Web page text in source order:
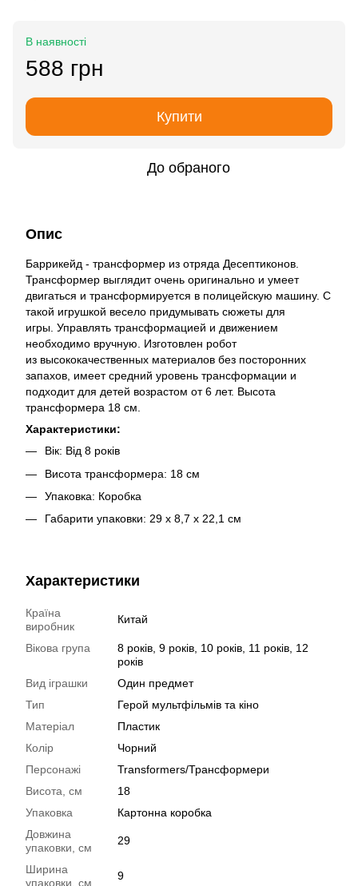
В наявності
588 грн
Купити
До обраного
Опис
Баррикейд - трансформер из отряда Десептиконов.
Трансформер выглядит очень оригинально и умеет
двигаться и трансформируется в полицейскую машину. С
такой игрушкой весело придумывать сюжеты для
игры. Управлять трансформацией и движением
необходимо вручную. Изготовлен робот
из высококачественных материалов без посторонних
запахов, имеет средний уровень трансформации и
подходит для детей возрастом от 6 лет. Высота
трансформера 18 см.
Характеристики:
Вік: Від 8 років
Висота трансформера: 18 см
Упаковка: Коробка
Габарити упаковки: 29 х 8,7 х 22,1 см
Характеристики
Країна
виробник
Китай
Вікова група
8 років, 9 років, 10 років, 11 років, 12
років
Вид іграшки
Один предмет
Тип
Герой мультфільмів та кіно
Матеріал
Пластик
Колір
Чорний
Персонажі
Transformers/Трансформери
Висота, см
18
Упаковка
Картонна коробка
Довжина
упаковки, см
29
Ширина
упаковки, см
9